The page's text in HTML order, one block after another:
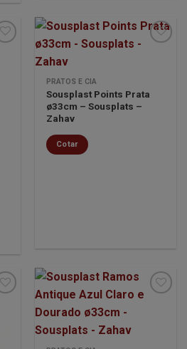
lista de
desejos
PRATOS E CIA
Sousplast Points Prata
ø33cm – Sousplats –
Zahav
Cotar
Minha